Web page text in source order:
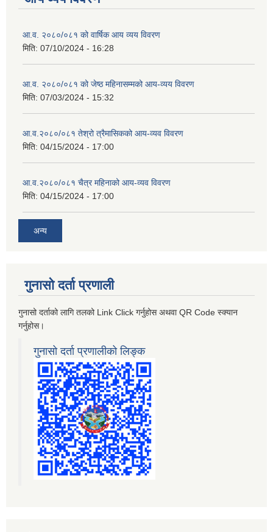
आ.व. २०८०/०८१ को वार्षिक आय व्यय विवरण
मिति: 07/10/2024 - 16:28
आ.व. २०८०/०८१ को जेष्ठ महिनासम्मको आय-व्यय विवरण
मिति: 07/03/2024 - 15:32
आ.व.२०८०/०८१ तेश्रो त्रैमासिकको आय-व्यव विवरण
मिति: 04/15/2024 - 17:00
आ.व.२०८०/०८१ चैत्र महिनाको आय-व्यव विवरण
मिति: 04/15/2024 - 17:00
अन्य
गुनासो दर्ता प्रणाली
गुनासो दर्ताको लागि तलको Link Click गर्नुहोस अथवा QR Code स्क्यान
गर्नुहोस।
गुनासो दर्ता प्रणालीको लिङ्क